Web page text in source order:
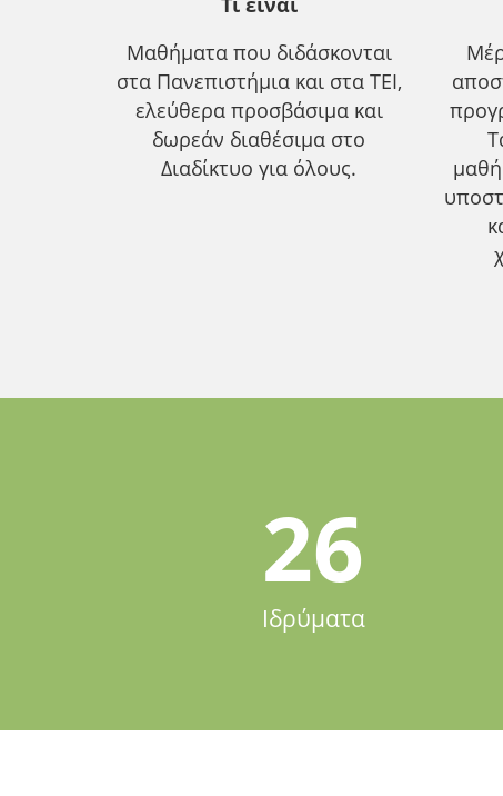
Μαθήματα που διδάσκονται
στα Πανεπιστήμια και στα ΤΕΙ,
ελεύθερα προσβάσιμα και
δωρεάν διαθέσιμα στο
Διαδίκτυο για όλους.
26
Ιδρύματα